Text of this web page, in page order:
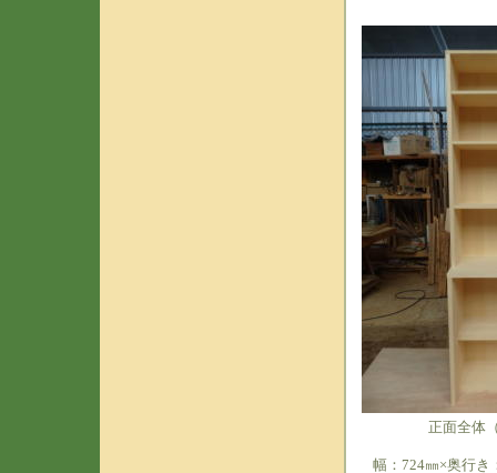
正面全体
幅：724㎜×奥行き